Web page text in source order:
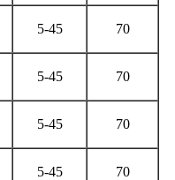
5-45 70
5-45 70
5-45 70
5-45 70